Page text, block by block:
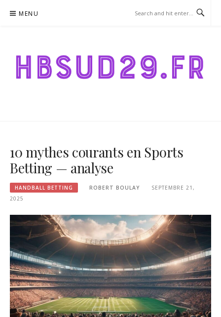
MENU
10 mythes courants en Sports
Betting — analyse
HANDBALL BETTING ROBERT BOULAY
SEPTEMBRE 21,
2025